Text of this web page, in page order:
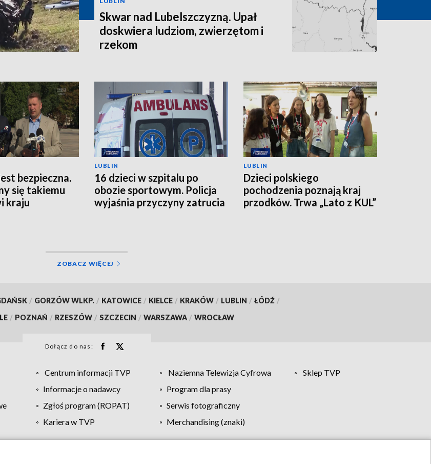
Skwar nad Lubelszczyzną. Upał
doskwiera ludziom, zwierzętom i
rzekom
bezpieczna.
się takiemu
kraju
LUBLIN
16 dzieci w szpitalu po
obozie sportowym. Policja
wyjaśnia przyczyny zatrucia
LUBLIN
Dzieci polskiego
pochodzenia poznają kraj
przodków. Trwa „Lato z KUL”
ZOBACZ WIĘCEJ
/ GORZÓW WLKP. / KATOWICE / KIELCE / KRAKÓW / LUBLIN / ŁÓDŹ /
/ POZNAŃ / RZESZÓW / SZCZECIN / WARSZAWA / WROCŁAW
Dołącz do nas:
Centrum informacji TVP Naziemna Telewizja Cyfrowa
Sklep TVP
Informacje o nadawcy
Program dla prasy
Zgłoś program (ROPAT)
Serwis fotograficzny
Kariera w TVP
Merchandising (znaki)